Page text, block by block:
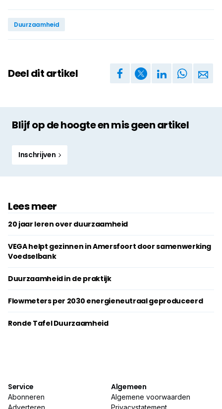
Duurzaamheid
Deel dit artikel
Blijf op de hoogte en mis geen artikel
Inschrijven
Lees meer
20 jaar leren over duurzaamheid
VEGA helpt gezinnen in Amersfoort door samenwerking
Voedselbank
Duurzaamheid in de praktijk
Flowmeters per 2030 energieneutraal geproduceerd
Ronde Tafel Duurzaamheid
Service
Abonneren
Adverteren
Algemeen
Algemene voorwaarden
Privacystatement